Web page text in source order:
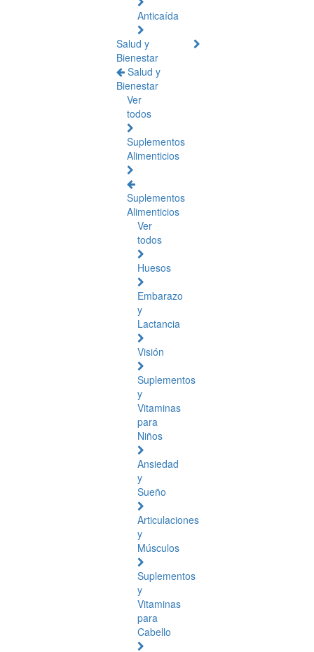
Anticaída
Salud y
Bienestar
Salud y
Bienestar
Ver
todos
Suplementos
Alimenticios
Suplementos
Alimenticios
Ver
todos
Huesos
Embarazo
y
Lactancia
Visión
Suplementos
y
Vitaminas
para
Niños
Ansiedad
y
Sueño
Articulaciones
y
Músculos
Suplementos
y
Vitaminas
para
Cabello